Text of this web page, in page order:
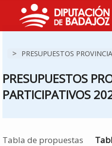
> PRESUPUESTOS
PRESUPUESTOS
PARTICIPATIVOS
Tabla de propuestas